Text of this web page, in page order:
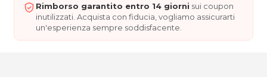
Rimborso garantito entro 14 giorni sui coupon
inutilizzati. Acquista con fiducia, vogliamo assicurarti
un'esperienza sempre soddisfacente.